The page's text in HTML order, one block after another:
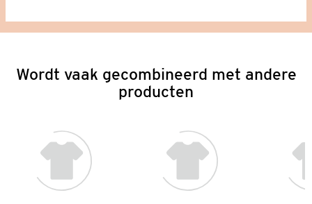
Wordt vaak gecombineerd met andere
producten